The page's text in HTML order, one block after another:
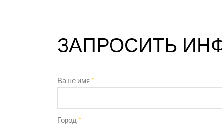
ЗАПРОСИТЬ
Ваше имя *
Город *